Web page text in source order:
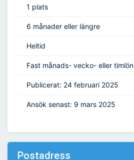
1 plats
6 månader eller längre
Heltid
Fast månads- vecko- eller timlön
Publicerat: 24 februari 2025
Ansök senast: 9 mars 2025
Postadress